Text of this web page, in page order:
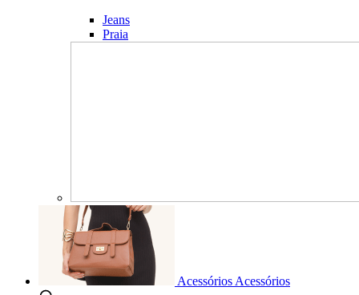
Jeans
Praia
Acessórios Acessórios